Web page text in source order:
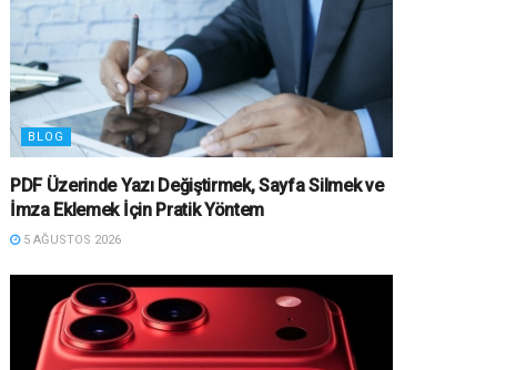
BLOG
PDF Üzerinde Yazı Değiştirmek, Sayfa Silmek ve
İmza Eklemek İçin Pratik Yöntem
5 AĞUSTOS 2026